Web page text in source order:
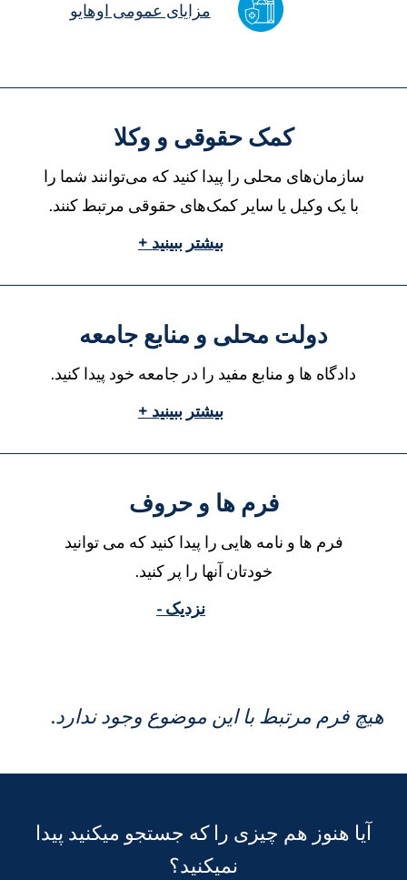
مزایای عمومی اوهایو
کمک حقوقی و وکلا
سازمان‌های محلی را پیدا کنید که می‌توانند شما را
با یک وکیل یا سایر کمک‌های حقوقی مرتبط کنند.
بیشتر ببینید +
دولت محلی و منابع جامعه
دادگاه ها و منابع مفید را در جامعه خود پیدا کنید.
بیشتر ببینید +
فرم ها و حروف
فرم ها و نامه هایی را پیدا کنید که می توانید
خودتان آنها را پر کنید.
نزدیک -
هیچ فرم مرتبط با این موضوع وجود ندارد.
آیا هنوز هم چیزی را که جستجو میکنید پیدا
نمیکنید؟